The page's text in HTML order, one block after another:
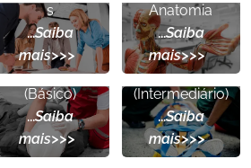
s
...Saiba
mais>>>
Anatomia
...Saiba
mais>>>
APH-
Primeiros
Socorros
(Básico)
...Saiba
mais>>>
APH-
Primeiros
Socorros
(Intermediário)
...Saiba
mais>>>
APR- Análise
Prevenção e
Combate à